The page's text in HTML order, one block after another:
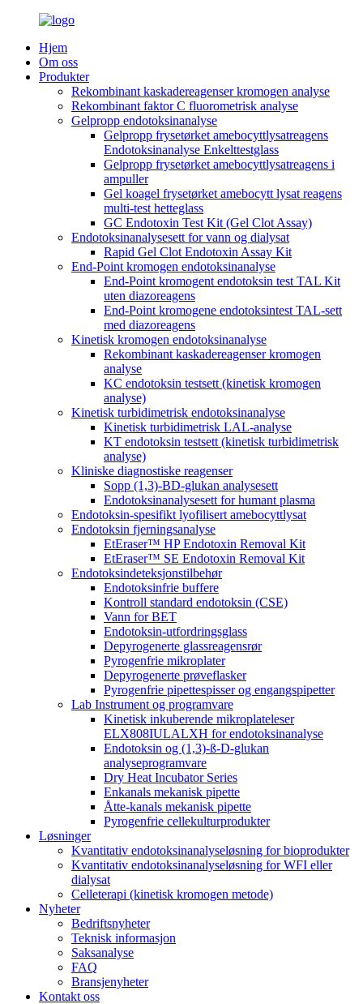
Hjem
Om oss
Produkter
Rekombinant kaskadereagenser kromogen analyse
Rekombinant faktor C fluorometrisk analyse
Gelpropp endotoksinanalyse
Gelpropp frysetørket amebocyttlysatreagens
Endotoksinanalyse Enkelttestglass
Gelpropp frysetørket amebocyttlysatreagens i
ampuller
Gel koagel frysetørket amebocytt lysat reagens
multi-test hetteglass
GC Endotoxin Test Kit (Gel Clot Assay)
Endotoksinanalysesett for vann og dialysat
Rapid Gel Clot Endotoxin Assay Kit
End-Point kromogen endotoksinanalyse
End-Point kromogent endotoksin test TAL Kit
uten diazoreagens
End-Point kromogene endotoksintest TAL-sett
med diazoreagens
Kinetisk kromogen endotoksinanalyse
Rekombinant kaskadereagenser kromogen
analyse
KC endotoksin testsett (kinetisk kromogen
analyse)
Kinetisk turbidimetrisk endotoksinanalyse
Kinetisk turbidimetrisk LAL-analyse
KT endotoksin testsett (kinetisk turbidimetrisk
analyse)
Kliniske diagnostiske reagenser
Sopp (1,3)-BD-glukan analysesett
Endotoksinanalysesett for humant plasma
Endotoksin-spesifikt lyofilisert amebocyttlysat
Endotoksin fjerningsanalyse
EtEraser™ HP Endotoxin Removal Kit
EtEraser™ SE Endotoxin Removal Kit
Endotoksindeteksjonstilbehør
Endotoksinfrie buffere
Kontroll standard endotoksin (CSE)
Vann for BET
Endotoksin-utfordringsglass
Depyrogenerte glassreagensrør
Pyrogenfrie mikroplater
Depyrogenerte prøveflasker
Pyrogenfrie pipettespisser og engangspipetter
Lab Instrument og programvare
Kinetisk inkuberende mikroplateleser
ELX808IULALXH for endotoksinanalyse
Endotoksin og (1,3)-ß-D-glukan
analyseprogramvare
Dry Heat Incubator Series
Enkanals mekanisk pipette
Åtte-kanals mekanisk pipette
Pyrogenfrie cellekulturprodukter
Løsninger
Kvantitativ endotoksinanalyseløsning for bioprodukter
Kvantitativ endotoksinanalyseløsning for WFI eller
dialysat
Celleterapi (kinetisk kromogen metode)
Nyheter
Bedriftsnyheter
Teknisk informasjon
Saksanalyse
FAQ
Bransjenyheter
Kontakt oss